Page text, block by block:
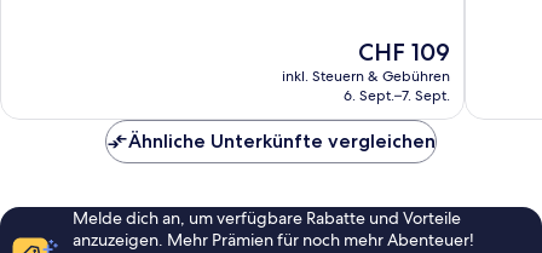
Der
Preis
beträgt
CHF 109
inkl. Steuern & Gebühren
6. Sept.–7. Sept.
Ähnliche Unterkünfte vergleichen
Melde dich an, um verfügbare Rabatte und Vorteile
anzuzeigen. Mehr Prämien für noch mehr Abenteuer!